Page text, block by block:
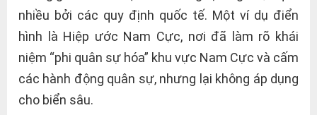
nhiều bởi các quy định quốc tế. Một ví dụ điển
hình là Hiệp ước Nam Cực, nơi đã làm rõ khái
niệm “phi quân sự hóa” khu vực Nam Cực và cấm
các hành động quân sự, nhưng lại không áp dụng
cho biển sâu.